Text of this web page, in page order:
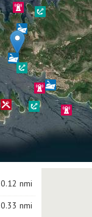
0.12 nmi
0.33 nmi